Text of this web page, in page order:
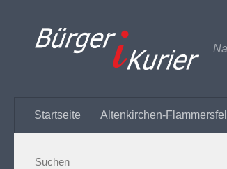
Startseite Altenkirchen-
Suchen